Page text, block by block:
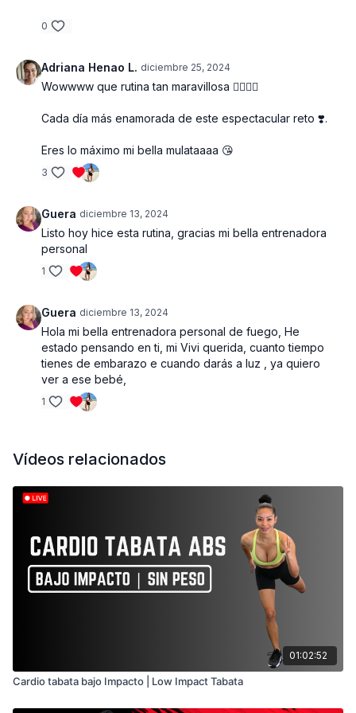
harán que el entrenamiento pase volando.
edades y niveles de condición física, incluso
para embarazadas (consultar con tu médico).
Bilingüe:Instrucciones en español e inglés
para que todos puedan seguir la rutina.
¿Cómo funciona?
Calentamiento dinámico:Prepara tu cuerpo
para el entrenamiento con movimientos suaves
8 ejercicios por bloque:
cuerpo con ejercicios variados y desafiantes.
20 segundos de trabajo, 10 segundos de
descanso:
rápidos.
intensidad y la duración del entrenamiento.
Estiramientos:Relaja tus músculos y mejora tu
flexibilidad.
Beneficios:
Pérdida de peso:
moldea tu figura.
Mejor estado de ánimo:
Mayor autoestima:
Verás y sentirás los
¡No necesitas equipo especial ni un gimnasio!
Puedes hacer esta rutina en la comodidad de tu
casa o en cualquier espacio abierto.
Low-Impact Tabata Workout: Blast Fat and
Want to say goodbye to unwanted fat and have a
toned body? This low-impact Tabata workout is
perfect for you! Combine high-intensity exercises
0
Adriana Henao L. diciembre 25, 2024
Wowwww que rutina tan maravillosa ❤️‍🔥❤️‍🔥
Cada día más enamorada de este espectacular reto ❣️.
Eres lo máximo mi bella mulataaaa 😘
3
Guera diciembre 13, 2024
Listo hoy hice esta rutina, gracias mi bella entrenadora
personal
1
Guera diciembre 13, 2024
Hola mi bella entrenadora personal de fuego, He
estado pensando en ti, mi Vivi querida, cuanto tiempo
tienes de embarazo e cuando darás a luz , ya quiero
ver a ese bebé,
1
Vídeos relacionados
01:02:52
Cardio tabata bajo Impacto | Low Impact Tabata